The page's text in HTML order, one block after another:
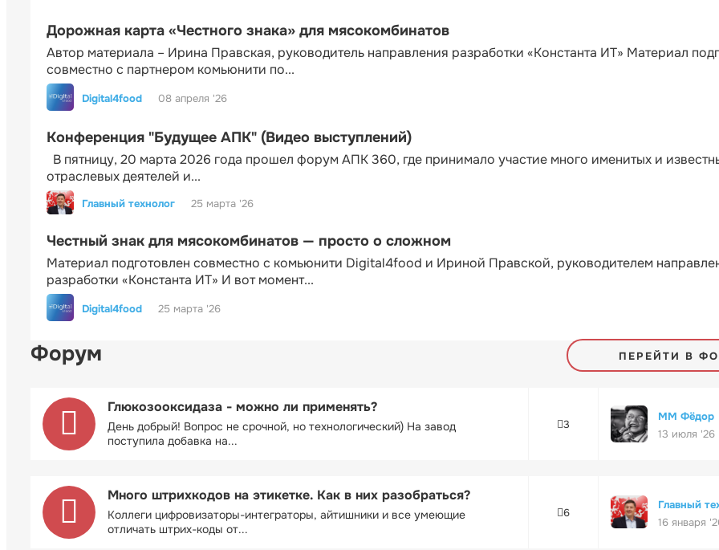
Дорожная карта «Честного знака» для мясокомбинатов
Автор материала – Ирина Правская, руководитель направления разработки «Константа ИТ» Материал
совместно с партнером комьюнити по...
Digital4food 08 апреля '26
Конференция "Будущее АПК" (Видео выступлений)
В пятницу, 20 марта 2026 года прошел форум АПК 360, где принимало участие много именитых и
отраслевых деятелей и...
Главный технолог 25 марта '26
Честный знак для мясокомбинатов — просто о сложном
Материал подготовлен совместно с комьюнити Digital4food и Ириной Правской, руководителем
разработки «Константа ИТ» И вот момент...
Digital4food 25 марта '26
Форум ПЕРЕЙТИ В
Глюкозооксидаза - можно ли применять?
День добрый! Вопрос не срочной, но технологический) На завод
поступила добавка на...
3
ММ Фёдор
13 июля '26
Много штрихкодов на этикетке. Как в них разобраться?
Коллеги цифровизаторы-интеграторы, айтишники и все умеющие
отличать штрих-коды от...
6
Главный
16 января